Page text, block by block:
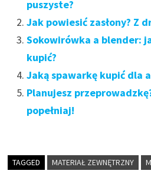
puszyste?
Jak powiesić zasłony? Z
Sokowirówka a blender:
kupić?
Jaką spawarkę kupić dla
Planujesz
popełniaj!
TAGGED MATERIAŁ ZEWNĘTRZNY